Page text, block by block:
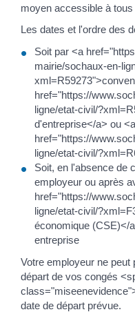
moyen accessible à
Les dates et l'ordre des
Soit par <a
mairie/sochaux-en-
href="https://
ligne/etat-civil/
d'entreprise</a> ou <a
href="https://
ligne/etat-civil/
Soit, en l'absence de
employeur ou après
href="https://
ligne/etat-civil/
économique (CSE)</
entreprise
Votre employeur ne
départ de vos congés
date de départ prévue.